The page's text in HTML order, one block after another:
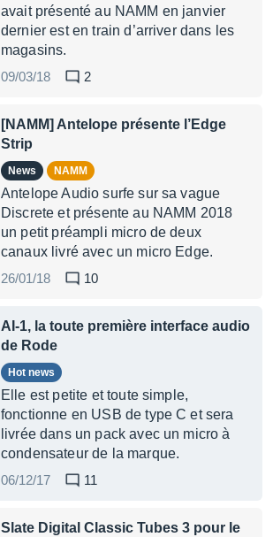
avait présenté au NAMM en janvier
dernier est en train d’arriver dans les
magasins.
09/03/18
2
[NAMM] Antelope présente l’Edge
Strip
News NAMM
Antelope Audio surfe sur sa vague
Discrete et présente au NAMM 2018
un petit préampli micro de deux
canaux livré avec un micro Edge.
26/01/18
10
AI-1, la toute première interface audio
de Rode
Hot news
Elle est petite et toute simple,
fonctionne en USB de type C et sera
livrée dans un pack avec un micro à
condensateur de la marque.
06/12/17
11
Slate Digital Classic Tubes 3 pour le